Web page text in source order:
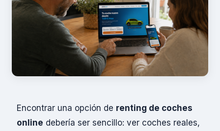
Encontrar una opción de renting de coches
online debería ser sencillo: ver coches reales,